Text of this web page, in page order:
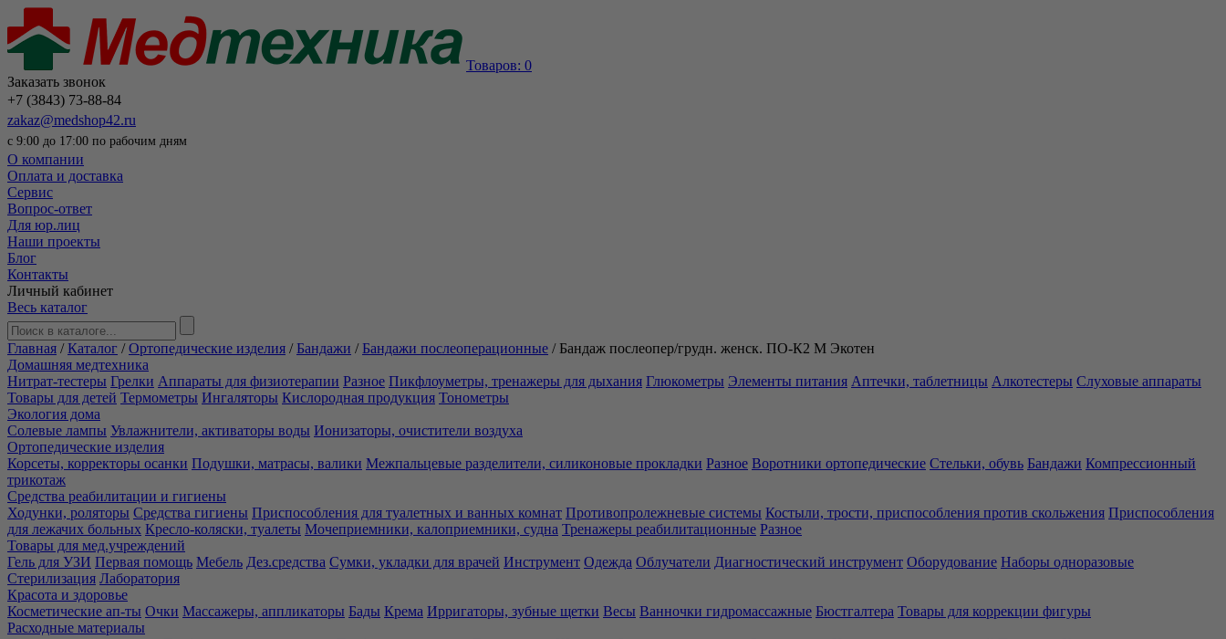
Товаров: 0
Заказать звонок
+7 (3843) 73-88-84
zakaz@medshop42.ru
с 9:00 до 17:00 по рабочим дням
О компании
Оплата и доставка
Сервис
Вопрос-ответ
Для юр.лиц
Наши проекты
Блог
Контакты
Личный кабинет
Весь каталог
Главная /Каталог /Ортопедические изделия / Бандажи / Бандажи послеоперационные / Бандаж послеопер/грудн. женск. ПО-К2 М Экотен
Домашняя медтехника
Нитрат-тестеры Грелки Аппараты для физиотерапии Разное Пикфлоуметры, тренажеры для дыхания Глюкометры Элементы питания Аптечки, таблетницы Алкотестеры Слуховые аппараты
Товары для детей Термометры Ингаляторы Кислородная продукция Тонометры
Экология дома
Солевые лампы Увлажнители, активаторы воды Ионизаторы, очистители воздуха
Ортопедические изделия
Корсеты, корректоры осанки Подушки, матрасы, валики Межпальцевые разделители, силиконовые прокладки Разное Воротники ортопедические Стельки, обувь Бандажи Компрессионный
трикотаж
Средства реабилитации и гигиены
Ходунки, роляторы Средства гигиены Приспособления для туалетных и ванных комнат Противопролежневые системы Костыли, трости, приспособления против скольжения Приспособления
для лежачих больных Кресло-коляски, туалеты Мочеприемники, калоприемники, судна Тренажеры реабилитационные Разное
Товары для мед.учреждений
Гель для УЗИ Первая помощь Мебель Дез.средства Сумки, укладки для врачей Инструмент Одежда Облучатели Диагностический инструмент Оборудование Наборы одноразовые
Стерилизация Лаборатория
Красота и здоровье
Косметические ап-ты Очки Массажеры, аппликаторы Бады Крема Ирригаторы, зубные щетки Весы Ванночки гидромассажные Бюстгалтера Товары для коррекции фигуры
Расходные материалы